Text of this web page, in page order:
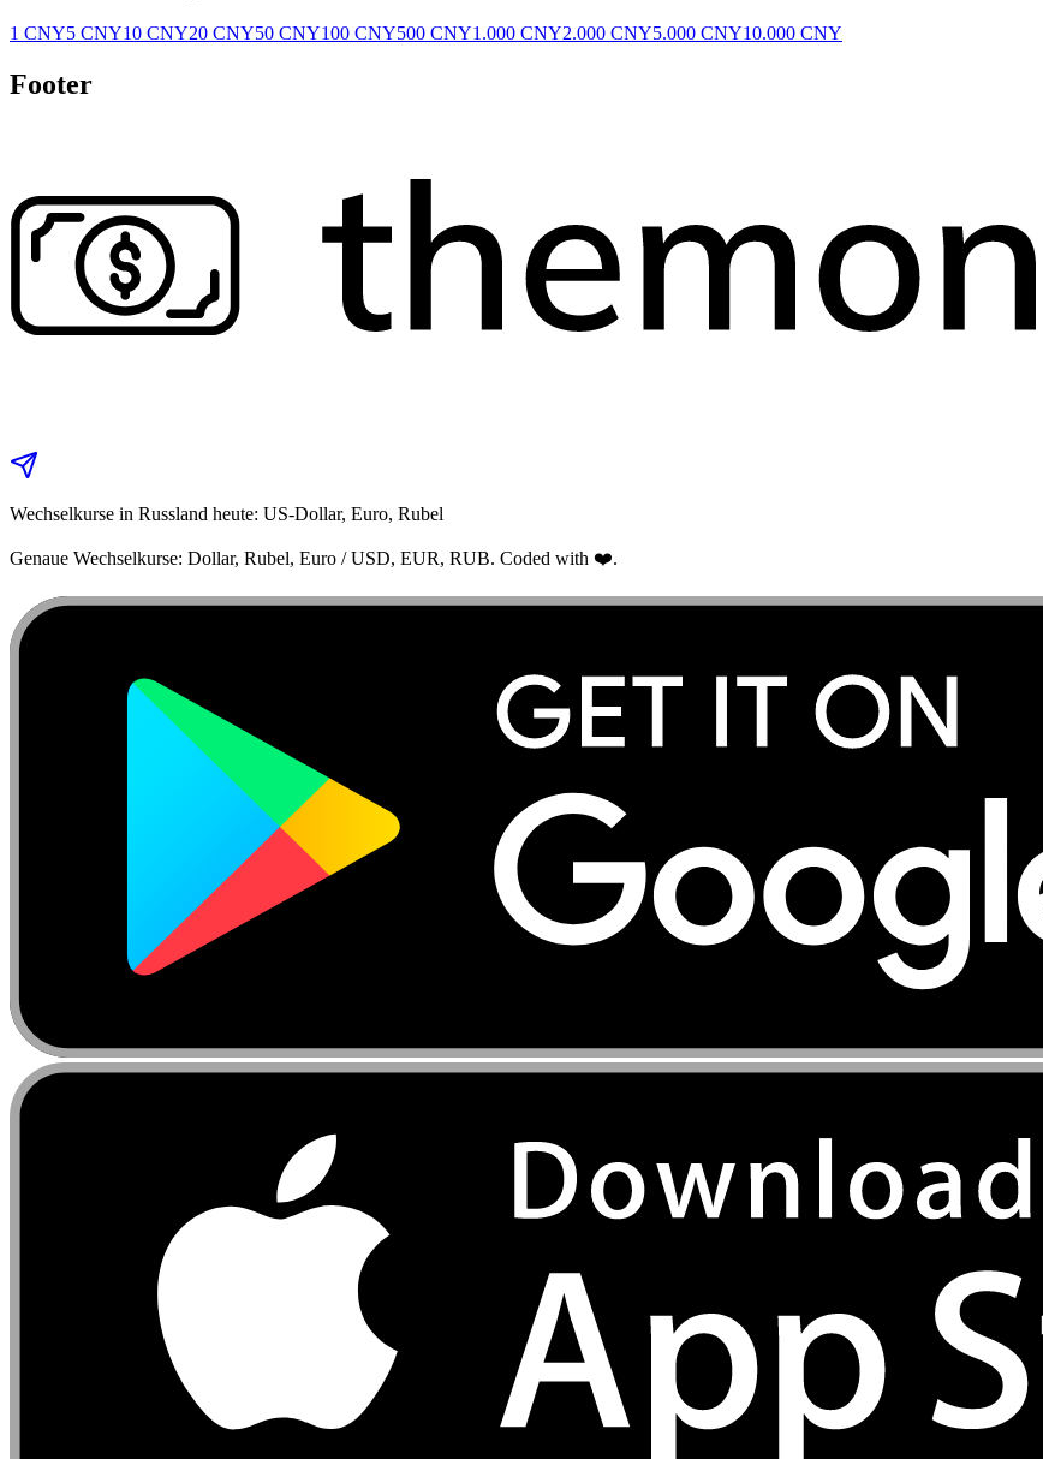
1 CNY5 CNY10 CNY20 CNY50 CNY100 CNY500 CNY1.000 CNY2.000 CNY5.000 CNY10.000 CNY
Footer
Wechselkurse in Russland heute: US-Dollar, Euro, Rubel
Genaue Wechselkurse: Dollar, Rubel, Euro / USD, EUR, RUB. Coded with ❤️.